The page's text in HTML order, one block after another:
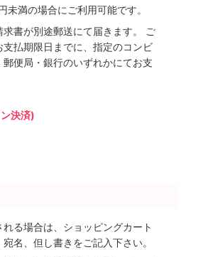
満の場合にご利用可能です。
書が別途郵送にて届きます。 ご
払期限日までに、指定のコンビ
郵便局・銀行のいずれかにてお支
決済)
る場合は、ショッピングカート
名、但し書きをご記入下さい。